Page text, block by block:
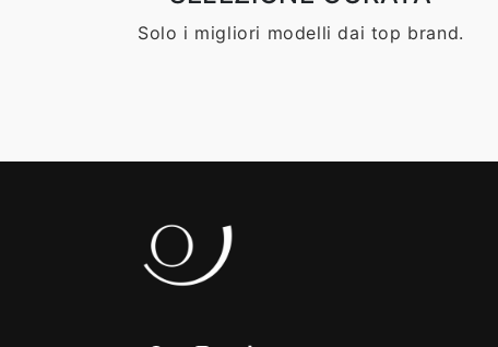
Solo i migliori modelli dai top brand.